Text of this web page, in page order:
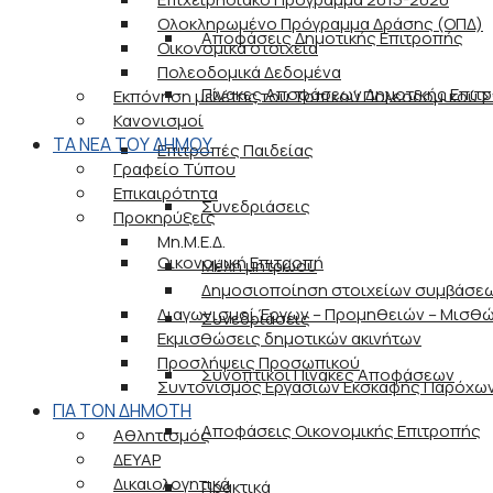
Αποφάσεις Δημοτικής Επιτροπής
Πίνακες Αποφάσεων Δημοτικής
Επιτροπές Παιδείας
Συνεδριάσεις
Οικονομική Επιτροπή
Συνεδριάσεις
Συνοπτικοί Πίνακες Αποφάσεων
Αποφάσεις Οικονομικής Επιτροπής
Πρακτικά
Ολοκληρωμένο Πρόγραμμα Δράσης (ΟΠΔ)
Οικονομικά στοιχεία
Πολεοδομικά Δεδομένα
Εκπόνηση μελέτης του Τοπικού Πολεοδομικού
Κανονισμοί
ΤΑ ΝΕΑ ΤΟΥ ΔΗΜΟΥ
Γραφείο Τύπου
Επικαιρότητα
Προκηρύξεις
Μη.Μ.Ε.Δ.
Μέλη μητρώου
Δημοσιοποίηση στοιχείων
Διαγωνισμοί Έργων – Προμηθειών –
Εκμισθώσεις δημοτικών ακινήτων
Προσλήψεις Προσωπικού
Συντονισμός Εργασιών Εκσκαφής
ΓΙΑ ΤΟΝ ΔΗΜΟΤΗ
Αθλητισμός
ΔΕΥΑΡ
Δικαιολογητικά